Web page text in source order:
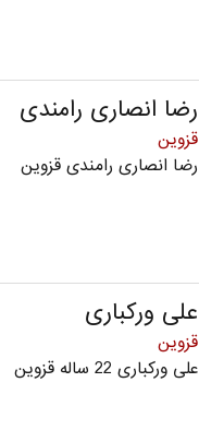
رضا انصاری رامندی
قزوین
رضا انصاری رامندی قزوین
علی ورکباری
قزوین
علی ورکباری 22 ساله قزوین